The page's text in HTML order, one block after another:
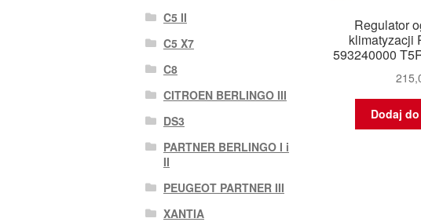
Regulator
klimatyzacji
593240000
Dodaj
C5 II
C5 X7
C8
CITROEN BERLINGO III
DS3
PARTNER BERLINGO I i
II
PEUGEOT PARTNER III
XANTIA